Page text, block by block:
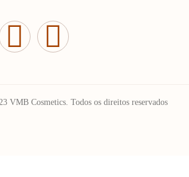
VMB Cosmetics. Todos os direitos reservados